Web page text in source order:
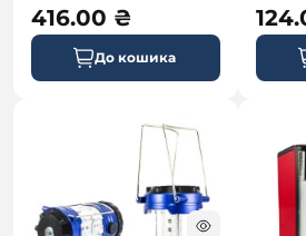
416.00 ₴
До кошика